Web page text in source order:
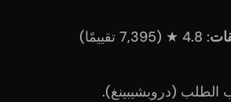
: 4.8 ★ (7,395 تقييمًا)
(دروبشيبينغ).